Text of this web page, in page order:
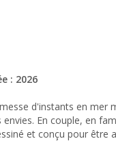
: 2026
d'instants en mer
En couple, en
et conçu pour être